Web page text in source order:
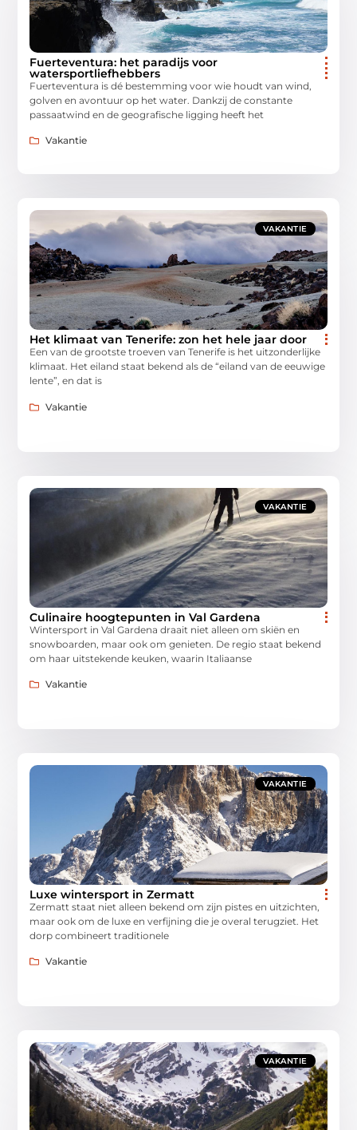
Fuerteventura: het paradijs voor
watersportliefhebbers
Fuerteventura is dé bestemming voor wie houdt van wind,
golven en avontuur op het water. Dankzij de constante
passaatwind en de geografische ligging heeft het
Vakantie
VAKANTIE
Het klimaat van Tenerife: zon het hele jaar door
Een van de grootste troeven van Tenerife is het uitzonderlijke
klimaat. Het eiland staat bekend als de “eiland van de eeuwige
lente”, en dat is
Vakantie
VAKANTIE
Culinaire hoogtepunten in Val Gardena
Wintersport in Val Gardena draait niet alleen om skiën en
snowboarden, maar ook om genieten. De regio staat bekend
om haar uitstekende keuken, waarin Italiaanse
Vakantie
VAKANTIE
Luxe wintersport in Zermatt
Zermatt staat niet alleen bekend om zijn pistes en uitzichten,
maar ook om de luxe en verfijning die je overal terugziet. Het
dorp combineert traditionele
Vakantie
VAKANTIE